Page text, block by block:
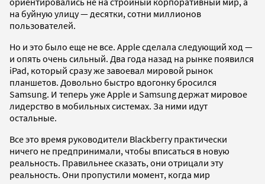
на буйную улицу — десятки, сотни миллионов
пользователей.
Но и это было еще не все. Apple сделала следующий ход —
и опять очень сильный. Два года назад на рынке появился
iPad, который сразу же завоевал мировой рынок
планшетов. Довольно быстро вдогонку бросился
Samsung. И теперь уже Apple и Samsung держат мировое
лидерство в мобильных системах. За ними идут
остальные.
Все это время руководители Blackberry практически
ничего не предпринимали, чтобы вписаться в новую
реальность. Правильнее сказать, они отрицали эту
реальность. Они пропустили момент, когда мир